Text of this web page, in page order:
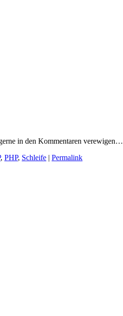
in den Kommentaren verewigen…
, PHP, Schleife | Permalink